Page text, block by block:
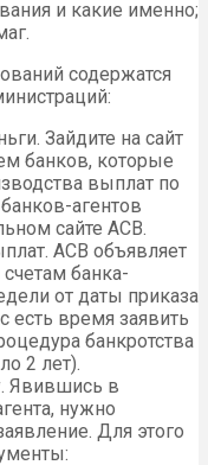
и какие именно;
содержатся
Зайдите на сайт
банков, которые
выплат по
агентов
сайте АСВ.
АСВ объявляет
банка-
от даты приказа
есть время заявить
банкротства
2 лет).
Явившись в
нужно
Для этого